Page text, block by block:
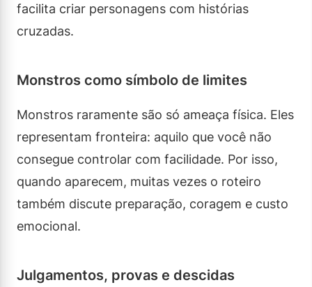
facilita criar personagens com histórias
cruzadas.
Monstros como símbolo de limites
Monstros raramente são só ameaça física. Eles
representam fronteira: aquilo que você não
consegue controlar com facilidade. Por isso,
quando aparecem, muitas vezes o roteiro
também discute preparação, coragem e custo
emocional.
Julgamentos, provas e descidas